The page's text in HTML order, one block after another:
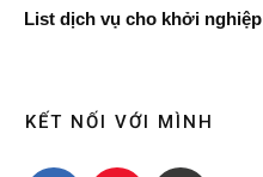
List dịch vụ cho khởi nghiệp
KẾT NỐI VỚI MÌNH